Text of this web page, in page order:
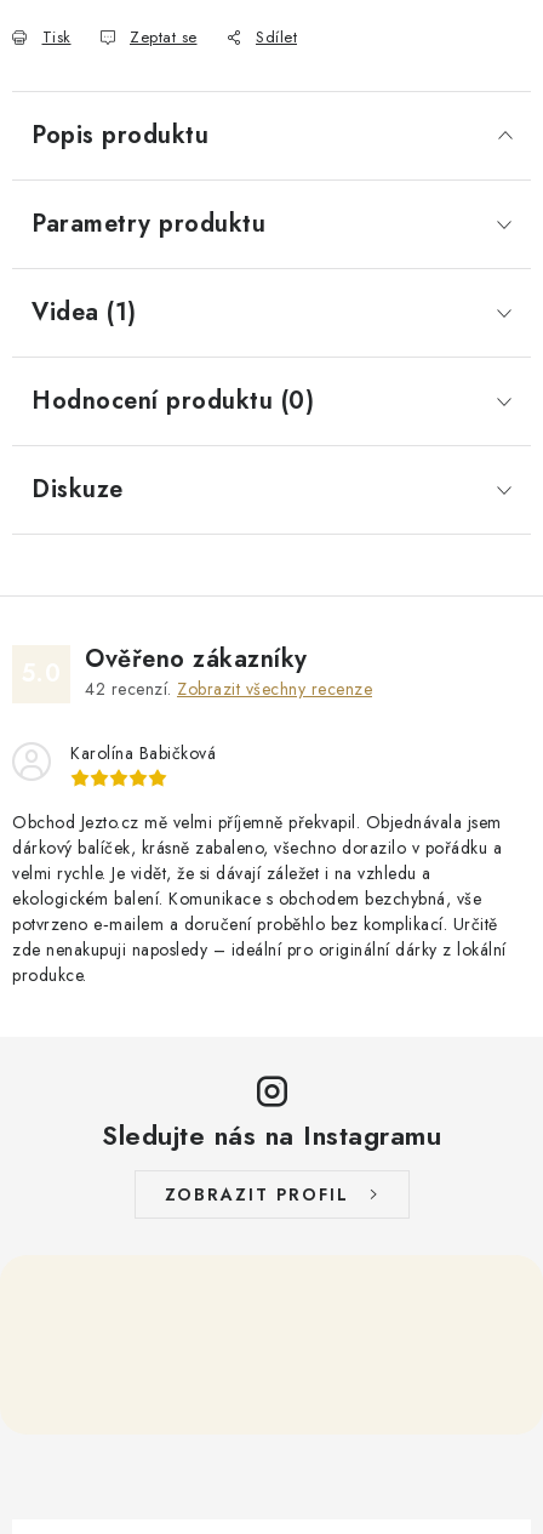
Tisk Zeptat se Sdílet
Popis produktu
Parametry produktu
Videa (1)
Hodnocení produktu (0)
Diskuze
Ověřeno zákazníky
42 recenzí. Zobrazit všechny recenze
Karolína Babičková
Obchod Jezto.cz mě velmi příjemně překvapil. Objednávala jsem
dárkový balíček, krásně zabaleno, všechno dorazilo v pořádku a
velmi rychle. Je vidět, že si dávají záležet i na vzhledu a
ekologickém balení. Komunikace s obchodem bezchybná, vše
potvrzeno e‑mailem a doručení proběhlo bez komplikací. Určitě
zde nenakupuji naposledy – ideální pro originální dárky z lokální
produkce.
Sledujte nás na Instagramu
ZOBRAZIT PROFIL